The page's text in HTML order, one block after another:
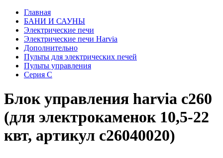
Главная
БАНИ И САУНЫ
Электрические печи
Электрические печи Harvia
Дополнительно
Пульты для электрических печей
Пульты управления
Серия C
Блок управления harvia c260
(для электрокаменок 10,5-22
квт, артикул c26040020)